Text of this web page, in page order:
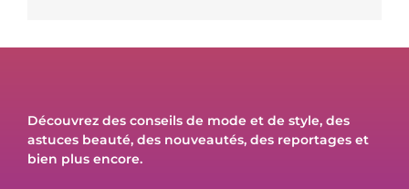
Découvrez des conseils de mode et de style, des
astuces beauté, des nouveautés, des reportages et
bien plus encore.